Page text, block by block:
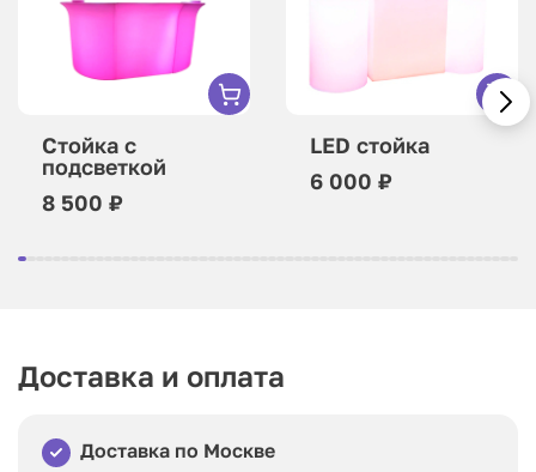
Стойка с
подсветкой
8 500 ₽
LED стойка
6 000 ₽
Доставка и оплата
Доставка по Москве